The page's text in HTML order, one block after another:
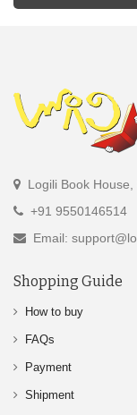
Logili Book
+91 9550146514
Email:
Shopping Guide
How to buy
FAQs
Payment
Shipment